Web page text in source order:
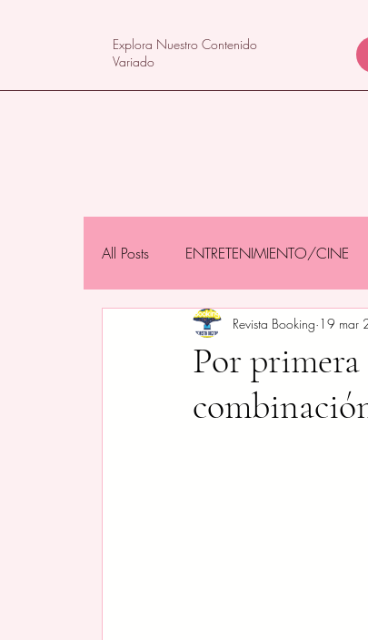
Explora Nuestro Contenido
Variado
All Posts ENTRETENIMIENTO/CINE
NEGOCIOS/TECNOLOGÍA
Por
Revista Booking 19 mar